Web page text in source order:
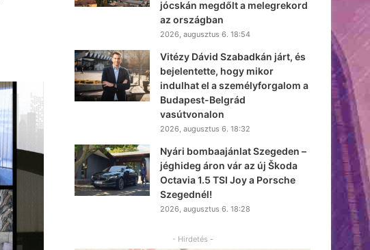
jócskán megdőlt a melegrekord
az országban
2026, augusztus 6. 18:54
Vitézy Dávid Szabadkán járt, és
bejelentette, hogy mikor
indulhat el a személyforgalom a
Budapest-Belgrád
vasútvonalon
2026, augusztus 6. 18:32
Nyári bombaajánlat Szegeden –
jéghideg áron vár az új Škoda
Octavia 1.5 TSI Joy a Porsche
Szegednél!
2026, augusztus 6. 18:28
- Hirdetés -